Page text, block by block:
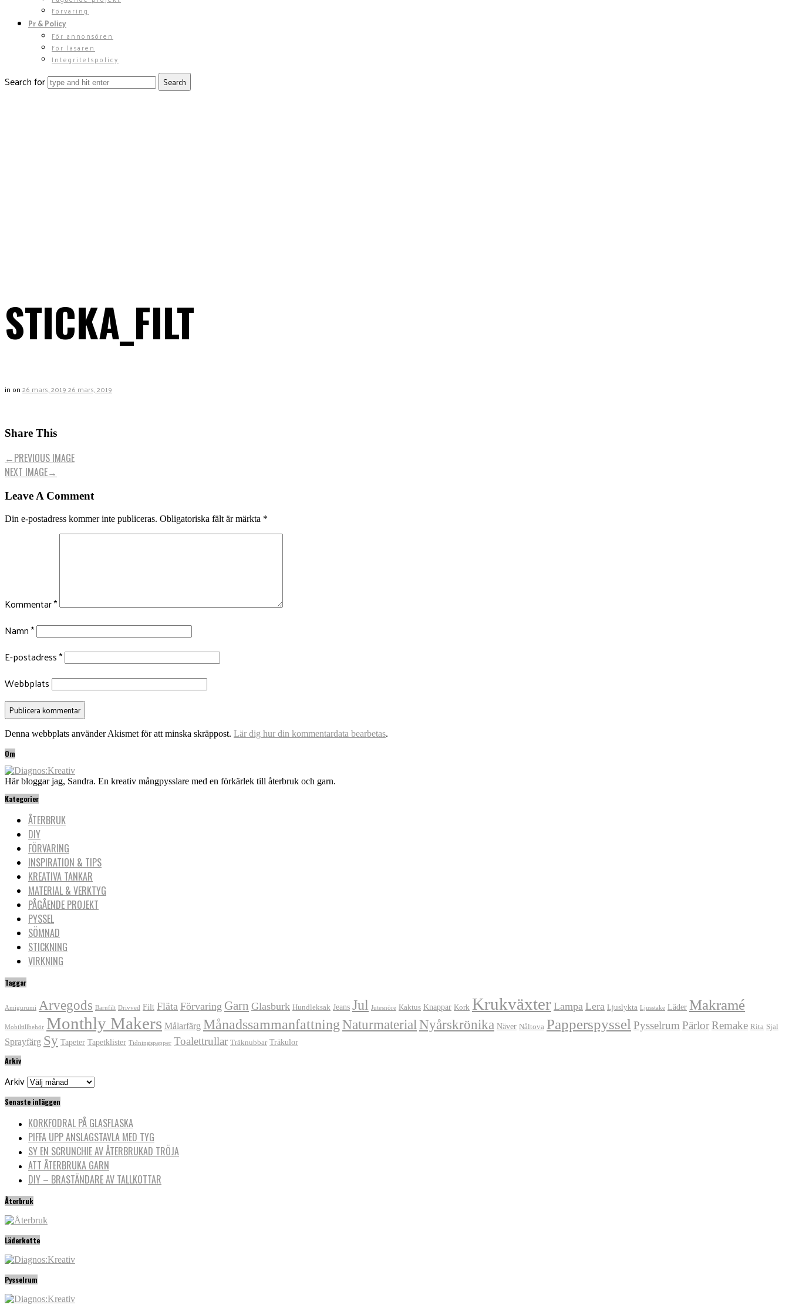
Förvaring
Pr & Policy
För annonsören
För läsaren
Integritetspolicy
Search for
STICKA_FILT
in on26 mars, 201926 mars, 2019
Share This
←PREVIOUS IMAGE
NEXT IMAGE→
Leave A Comment
Din e-postadress kommer inte publiceras. Obligatoriska fält är märkta *
Kommentar*
Namn*
E-postadress*
Webbplats
Denna webbplats använder Akismet för att minska skräppost. Lär dig hur din kommentardata bearbetas.
Om
Här bloggar jag, Sandra. En kreativ mångpysslare med en förkärlek till återbruk och garn.
Kategorier
ÅTERBRUK
DIY
FÖRVARING
INSPIRATION & TIPS
KREATIVA TANKAR
MATERIAL & VERKTYG
PÅGÅENDE PROJEKT
PYSSEL
SÖMNAD
STICKNING
VIRKNING
Taggar
Amigurumi Arvegods Barnfilt Drivved Filt Fläta Förvaring Garn Glasburk Hundleksak Jeans Jul Jutesnöre Kaktus Knappar Kork Krukväxter Lampa Lera Ljuslykta Ljusstake Läder Makramé
Mobiltillbehör Monthly Makers Målarfärg Månadssammanfattning Naturmaterial Nyårskrönika Näver Nåltova Papperspyssel Pysselrum PärlorRemake Rita Sjal
Sprayfärg Sy Tapeter Tapetklister Tidningspapper Toalettrullar Träknubbar Träkulor
Arkiv
Arkiv
Senaste inläggen
KORKFODRAL PÅ GLASFLASKA
PIFFA UPP ANSLAGSTAVLA MED TYG
SY EN SCRUNCHIE AV ÅTERBRUKAD TRÖJA
ATT ÅTERBRUKA GARN
DIY – BRASTÄNDARE AV TALLKOTTAR
Återbruk
Läderkotte
Pysselrum